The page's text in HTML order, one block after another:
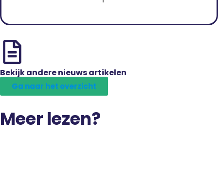
Bekijk andere nieuws artikelen
Ga naar het overzicht
Meer lezen?